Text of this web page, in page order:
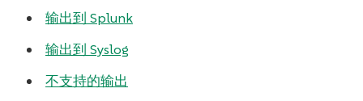
输出到 Splunk
输出到 Syslog
不支持的输出